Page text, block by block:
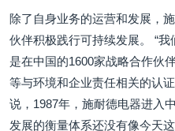
除了自身业务的运营和发展，
伙伴积极践行可持续发展。 “
是在中国的1600家战略合作伙
等与环境和企业责任相关的认
说，1987年，施耐德电器进入
发展的衡量体系还没有像今天